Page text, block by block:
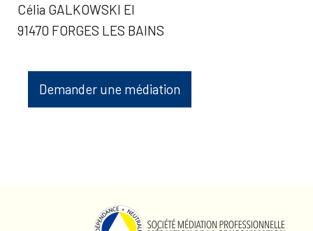
Célia GALKOWSKI EI
91470 FORGES LES BAINS
Demander une médiation